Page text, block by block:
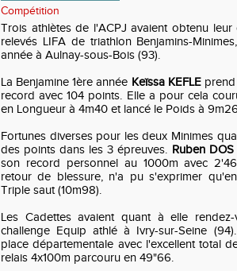
Compétition
Trois athlètes de l'ACPJ avaient obtenu
relevés LIFA de triathlon Benjamins-
année à Aulnay-sous-Bois (93).
La Benjamine 1ère année Keïssa KEFLEprend
record avec 104 points. Elle a pour cela
en Longueur à 4m40 et lancé le Poids à
Fortunes diverses pour les deux Minimes
des points dans les 3 épreuves. Ruben DOS
son record personnel au 1000m avec
retour de blessure, n'a pu s'exprimer
Triple saut (10m98).
Les Cadettes avaient quant à elle
challenge Equip athlé à Ivry-sur-Seine
place départementale avec l'excellent total
relais 4x100m parcouru en 49"66.